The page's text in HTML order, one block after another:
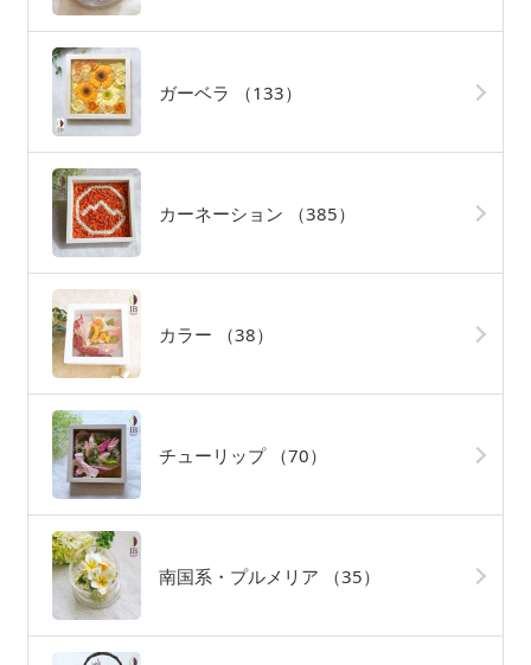
ガーベラ （133）
カーネーション （385）
カラー （38）
チューリップ （70）
南国系・プルメリア （35）